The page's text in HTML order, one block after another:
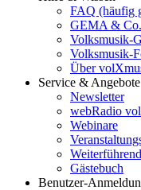
FAQ (häufig
GEMA & Co.
Volksmusik-
Volksmusik-
Über
Service & Angebote
Newsletter
webRadio
Webinare
Gästebuch
Benutzer-